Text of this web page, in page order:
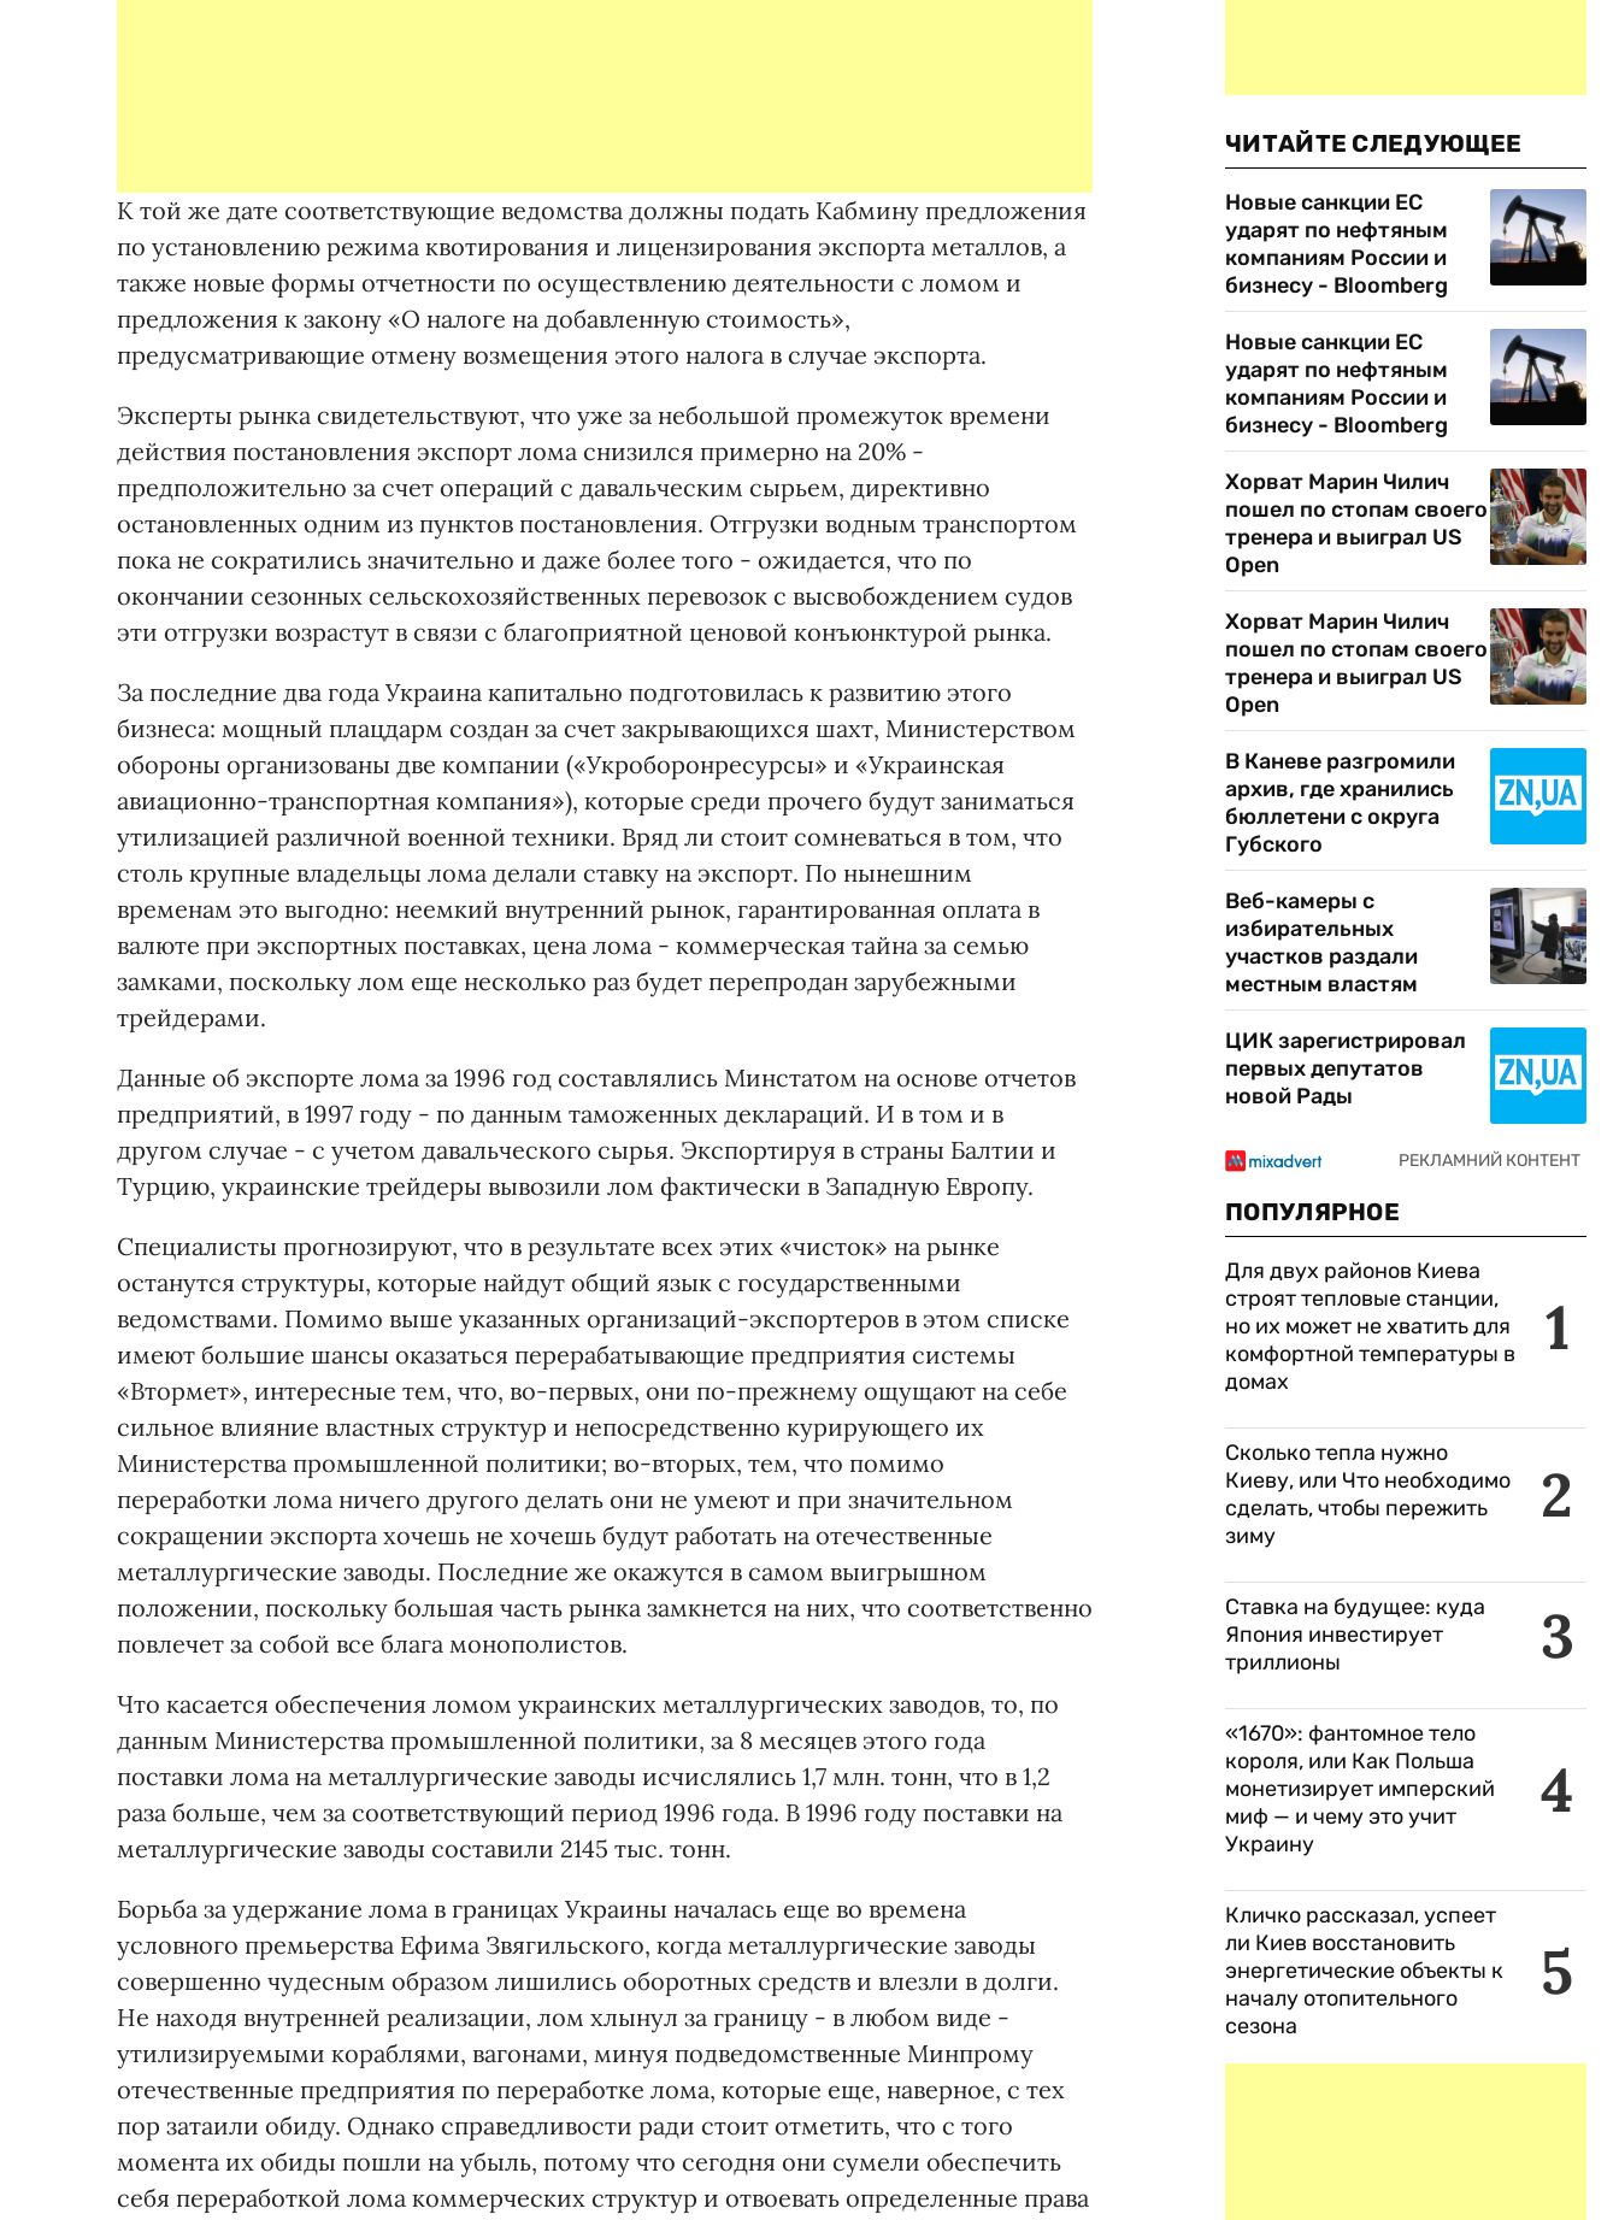
К той же дате соответствующие ведомства должны подать Кабмину предложения
по установлению режима квотирования и лицензирования экспорта металлов, а
также новые формы отчетности по осуществлению деятельности с ломом и
предложения к закону «О налоге на добавленную стоимость»,
предусматривающие отмену возмещения этого налога в случае экспорта.
Эксперты рынка свидетельствуют, что уже за небольшой промежуток времени
действия постановления экспорт лома снизился примерно на 20% -
предположительно за счет операций с давальческим сырьем, директивно
остановленных одним из пунктов постановления. Отгрузки водным транспортом
пока не сократились значительно и даже более того - ожидается, что по
окончании сезонных сельскохозяйственных перевозок с высвобождением судов
эти отгрузки возрастут в связи с благоприятной ценовой конъюнктурой рынка.
За последние два года Украина капитально подготовилась к развитию этого
бизнеса: мощный плацдарм создан за счет закрывающихся шахт, Министерством
обороны организованы две компании («Укроборонресурсы» и «Украинская
авиационно-транспортная компания»), которые среди прочего будут заниматься
утилизацией различной военной техники. Вряд ли стоит сомневаться в том, что
столь крупные владельцы лома делали ставку на экспорт. По нынешним
временам это выгодно: неемкий внутренний рынок, гарантированная оплата в
валюте при экспортных поставках, цена лома - коммерческая тайна за семью
замками, поскольку лом еще несколько раз будет перепродан зарубежными
трейдерами.
Данные об экспорте лома за 1996 год составлялись Минстатом на основе отчетов
предприятий, в 1997 году - по данным таможенных деклараций. И в том и в
другом случае - с учетом давальческого сырья. Экспортируя в страны Балтии и
Турцию, украинские трейдеры вывозили лом фактически в Западную Европу.
Специалисты прогнозируют, что в результате всех этих «чисток» на рынке
останутся структуры, которые найдут общий язык с государственными
ведомствами. Помимо выше указанных организаций-экспортеров в этом списке
имеют большие шансы оказаться перерабатывающие предприятия системы
«Втормет», интересные тем, что, во-первых, они по-прежнему ощущают на себе
сильное влияние властных структур и непосредственно курирующего их
Министерства промышленной политики; во-вторых, тем, что помимо
переработки лома ничего другого делать они не умеют и при значительном
сокращении экспорта хочешь не хочешь будут работать на отечественные
металлургические заводы. Последние же окажутся в самом выигрышном
положении, поскольку большая часть рынка замкнется на них, что соответственно
повлечет за собой все блага монополистов.
Что касается обеспечения ломом украинских металлургических заводов, то, по
данным Министерства промышленной политики, за 8 месяцев этого года
поставки лома на металлургические заводы исчислялись 1,7 млн. тонн, что в 1,2
раза больше, чем за соответствующий период 1996 года. В 1996 году поставки на
металлургические заводы составили 2145 тыс. тонн.
Борьба за удержание лома в границах Украины началась еще во времена
условного премьерства Ефима Звягильского, когда металлургические заводы
совершенно чудесным образом лишились оборотных средств и влезли в долги.
Не находя внутренней реализации, лом хлынул за границу - в любом виде -
утилизируемыми кораблями, вагонами, минуя подведомственные Минпрому
отечественные предприятия по переработке лома, которые еще, наверное, с тех
пор затаили обиду. Однако справедливости ради стоит отметить, что с того
момента их обиды пошли на убыль, потому что сегодня они сумели обеспечить
себя переработкой лома коммерческих структур и отвоевать определенные права
ЧИТАЙТЕ СЛЕДУЮЩЕЕ
Новые санкции ЕС
ударят по нефтяным
компаниям России и
бизнесу - Bloomberg
Новые санкции ЕС
ударят по нефтяным
компаниям России и
бизнесу - Bloomberg
Хорват Марин Чилич
пошел по стопам своего
тренера и выиграл US
Open
Хорват Марин Чилич
пошел по стопам своего
тренера и выиграл US
Open
В Каневе разгромили
архив, где хранились
бюллетени с округа
Губского
Веб-камеры с
избирательных
участков раздали
местным властям
ЦИК зарегистрировал
первых депутатов
новой Рады
ПОПУЛЯРНОЕ
1
Для двух районов Киева
строят тепловые станции,
но их может не хватить для
комфортной температуры в
домах
2
Сколько тепла нужно
Киеву, или Что необходимо
сделать, чтобы пережить
зиму
3
Ставка на будущее: куда
Япония инвестирует
триллионы
4
«1670»: фантомное тело
короля, или Как Польша
монетизирует имперский
миф — и чему это учит
Украину
5
Кличко рассказал, успеет
ли Киев восстановить
энергетические объекты к
началу отопительного
сезона